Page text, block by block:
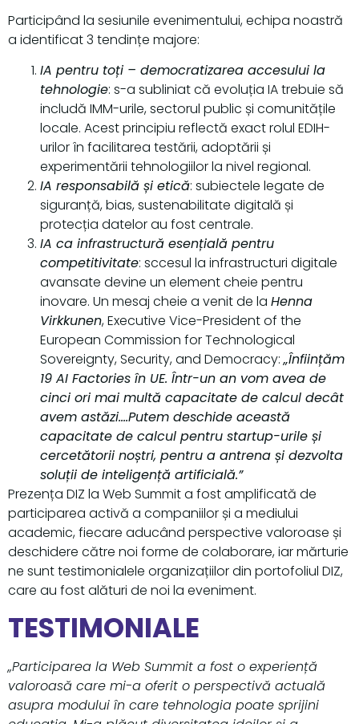
Participând la sesiunile evenimentului, echipa noastră
a identificat 3 tendințe majore:
IA pentru toți – democratizarea accesului la
tehnologie: s-a subliniat că evoluția IA trebuie să
includă IMM-urile, sectorul public și comunitățile
locale. Acest principiu reflectă exact rolul EDIH-
urilor în facilitarea testării, adoptării și
experimentării tehnologiilor la nivel regional.
IA responsabilă și etică: subiectele legate de
siguranță, bias, sustenabilitate digitală și
protecția datelor au fost centrale.
IA ca infrastructură esențială pentru
competitivitate: sccesul la infrastructuri digitale
avansate devine un element cheie pentru
inovare. Un mesaj cheie a venit de la Henna
Virkkunen, Executive Vice-President of the
European Commission for Technological
Sovereignty, Security, and Democracy:„Înființăm
19 AI Factories în UE. Într-un an vom avea de
cinci ori mai multă capacitate de calcul decât
avem astăzi….Putem deschide această
capacitate de calcul pentru startup-urile și
cercetătorii noștri, pentru a antrena și dezvolta
soluții de inteligență artificială.”
Prezența DIZ la Web Summit a fost amplificată de
participarea activă a companiilor și a mediului
academic, fiecare aducând perspective valoroase și
deschidere către noi forme de colaborare, iar mărturie
ne sunt testimonialele organizațiilor din portofoliul DIZ,
care au fost alături de noi la eveniment.
TESTIMONIALE
„Participarea la Web Summit a fost o experiență
valoroasă care mi-a oferit o perspectivă actuală
asupra modului în care tehnologia poate sprijini